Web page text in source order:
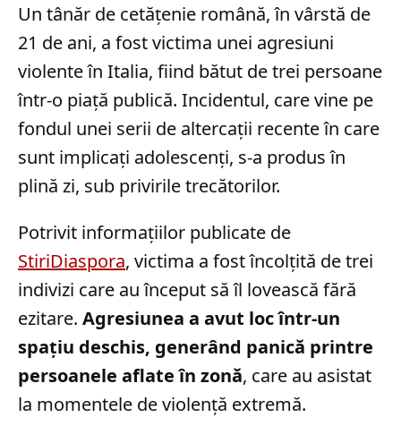
Un tânăr de cetățenie română, în vârstă de
21 de ani, a fost victima unei agresiuni
violente în Italia, fiind bătut de trei persoane
într-o piață publică. Incidentul, care vine pe
fondul unei serii de altercații recente în care
sunt implicați adolescenți, s-a produs în
plină zi, sub privirile trecătorilor.
Potrivit informațiilor publicate de
StiriDiaspora, victima a fost încolțită de trei
indivizi care au început să îl lovească fără
ezitare. Agresiunea a avut loc într-un
spațiu deschis, generând panică printre
persoanele aflate în zonă, care au asistat
la momentele de violență extremă.